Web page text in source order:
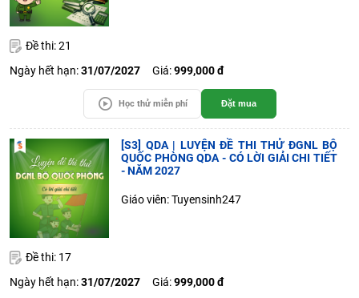
Đề thi: 21
Ngày hết hạn:31/07/2027 Giá:999,000 đ
Học thử miễn phí Đặt mua
[S3] QDA | LUYỆN ĐỀ THI THỬ ĐGNL BỘ
QUỐC PHÒNG QDA - CÓ LỜI GIẢI CHI TIẾT
- NĂM 2027
Giáo viên: Tuyensinh247
Đề thi: 17
Ngày hết hạn:31/07/2027 Giá:999,000 đ